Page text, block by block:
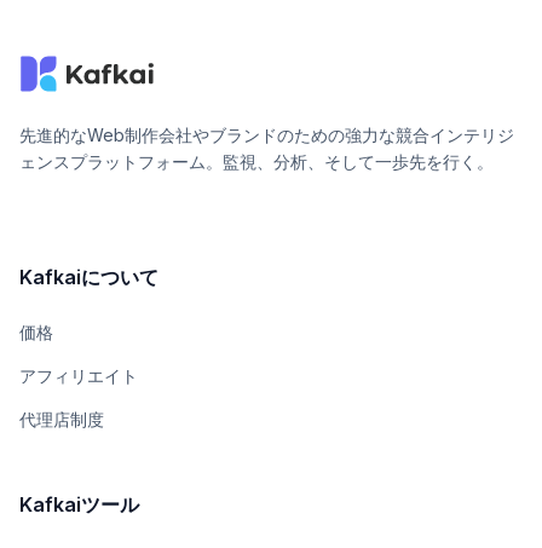
先進的なWeb制作会社やブランドのための強力な競合インテリジ
ェンスプラットフォーム。監視、分析、そして一歩先を行く。
Kafkaiについて
価格
アフィリエイト
代理店制度
Kafkaiツール